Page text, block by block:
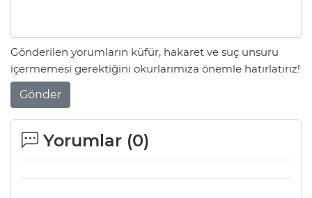
Gönderilen yorumların küfür, hakaret ve suç unsuru
içermemesi gerektiğini okurlarımıza önemle hatırlatırız!
Gönder
Yorumlar (0)